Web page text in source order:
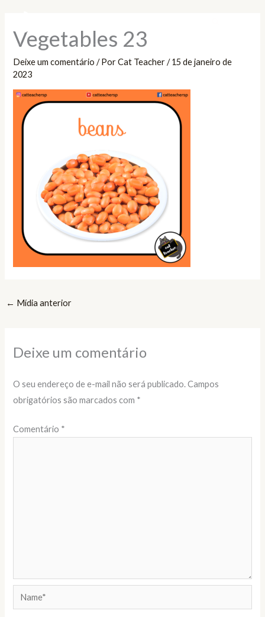
Vegetables 23
Deixe um comentário / PorCat Teacher/15 de janeiro de
2023
← Mídia anterior
Deixe um comentário
O seu endereço de e-mail não será publicado. Campos
obrigatórios são marcados com *
Comentário *
Name*